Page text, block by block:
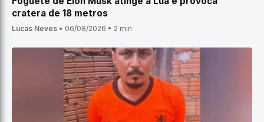
cratera de 18 metros
Lucas Neves • 06/08/2026 • 2 min